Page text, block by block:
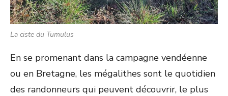
La ciste du Tumulus
En se promenant dans la campagne vendéenne
ou en Bretagne, les mégalithes sont le quotidien
des randonneurs qui peuvent découvrir, le plus